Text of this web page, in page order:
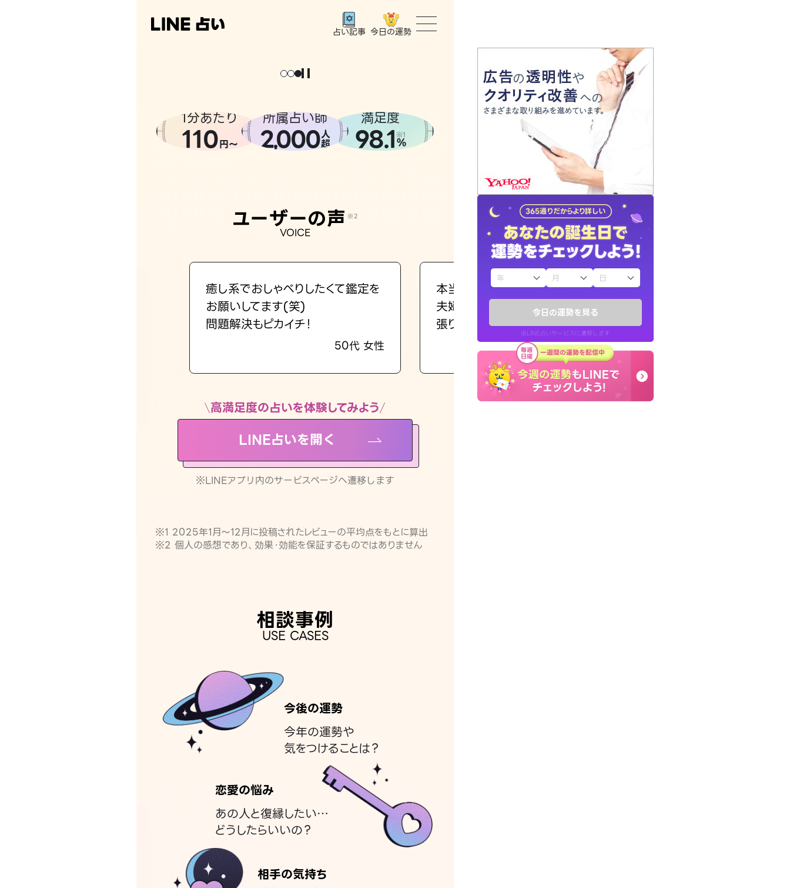
今日の運勢を見る
※LINE占いサービスに遷移します
占い記事 今日の運勢
トップ
ユーザーの声
占いの流れ
おすすめの占い師
よくある質問
えもじの子（占）12星座占い
お知らせ
1分あたり
110円〜
所属占い師
2,000人
超
満足度
98.1 ※1
%
ユーザーの声 ※2
VOICE
癒し系でおしゃべりしたくて鑑定を
お願いしてます(笑)
問題解決もピカイチ！
50代 女性
本当に相談してよかったです。今は
夫婦で乗り越える時期ですね。頑
張ります！
30代 女性
高満足度の占いを体験してみよう
LINE占いを開く
※LINEアプリ内のサービスページへ遷移します
※1 2025年1月〜12月に投稿されたレビューの平均点をもとに算出
※2 個人の感想であり、効果・効能を保証するものではありません
相談事例
USE CASES
今後の運勢
今年の運勢や
気をつけることは？
恋愛の悩み
あの人と復縁したい…
どうしたらいいの？
相手の気持ち